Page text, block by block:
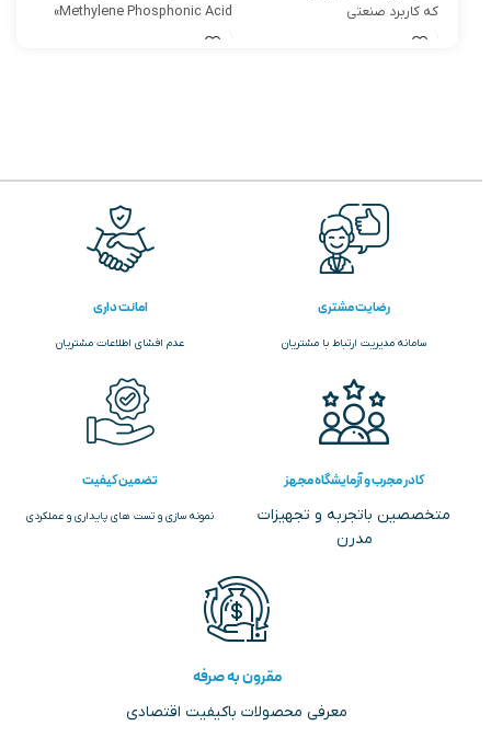
که کاربرد صنعتی
Methylene Phosphonic Acid»
است — یک
رضایت مشتری
سامانه مدیریت ارتباط با مشتریان
امانت داری
عدم افشای اطلاعات مشتریان
کادر مجرب و آزمایشگاه مجهز
متخصصین باتجربه و تجهیزات
مدرن
تضمین کیفیت
نمونه سازی و تست های پایداری و عملکردی
مقرون به صرفه
معرفی محصولات باکیفیت اقتصادی